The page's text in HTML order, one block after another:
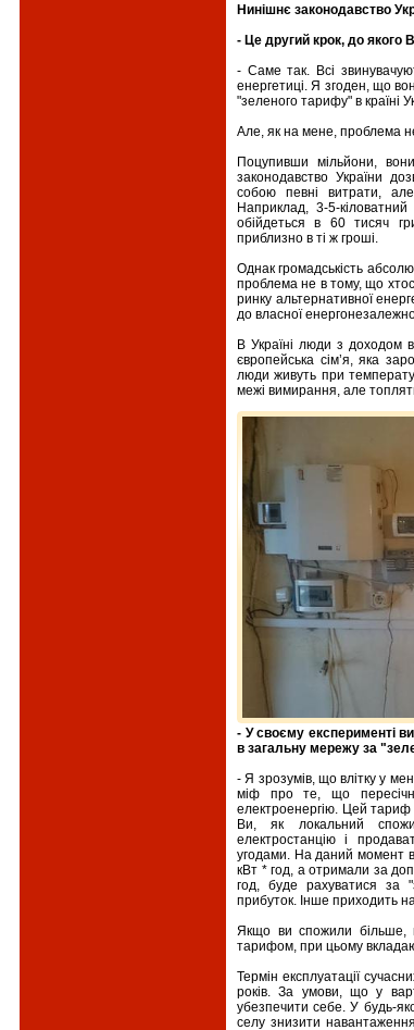
Нинішнє законодавство
- Це другий крок, до якого
- Саме так. Всі
енергетиці. Я згоден, що
"зеленого тарифу" в країні
Але, як на мене, проблема
Поцупивши мільйони,
законодавство України
собою певні витрати, але
Наприклад, 3-5-
обійдеться в 60 тисяч
приблизно в ті ж гроші.
Однак громадськість
проблема не в тому, що
ринку альтернативної
до власної
В Україні люди з доходом
європейська сім’я, яка
люди живуть при
межі вимирання, але
- У своєму експерименті
в загальну мережу за
- Я зрозумів, що влітку у
міф про те, що
електроенергію. Цей тариф
Ви, як локальний
електростанцію і
угодами. На даний момент
кВт * год, а отримали за
год, буде рахуватися за
прибуток. Інше приходить
Якщо ви спожили більше,
тарифом, при цьому
Термін експлуатації
років. За умови, що у
убезпечити себе. У будь-
селу знизити